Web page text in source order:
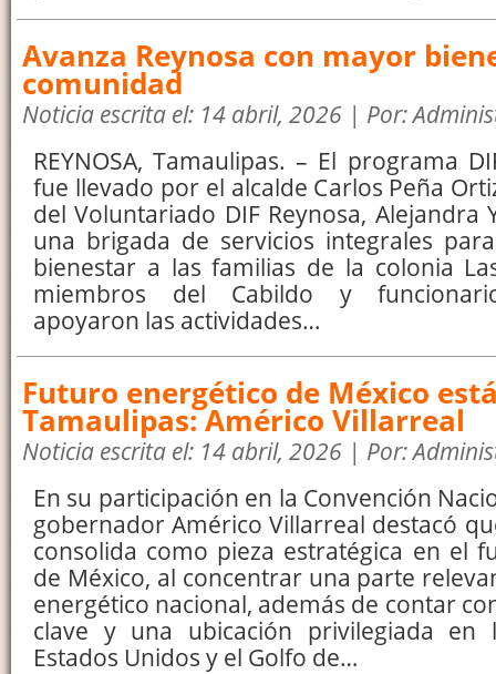
Avanza Reynosa con mayor
comunidad
Noticia escrita el: 14 abril, 2026 | Por:
REYNOSA, Tamaulipas. – El programa
fue llevado por el alcalde Carlos Peña
del Voluntariado DIF Reynosa, Alejandra
una brigada de servicios integrales
bienestar a las familias de la colonia
miembros del Cabildo y
apoyaron las actividades…
Futuro energético de México
Tamaulipas: Américo Villarreal
Noticia escrita el: 14 abril, 2026 | Por:
En su participación en la Convención
gobernador Américo Villarreal destacó
consolida como pieza estratégica en el
de México, al concentrar una parte
energético nacional, además de contar
clave y una ubicación privilegiada en
Estados Unidos y el Golfo de…